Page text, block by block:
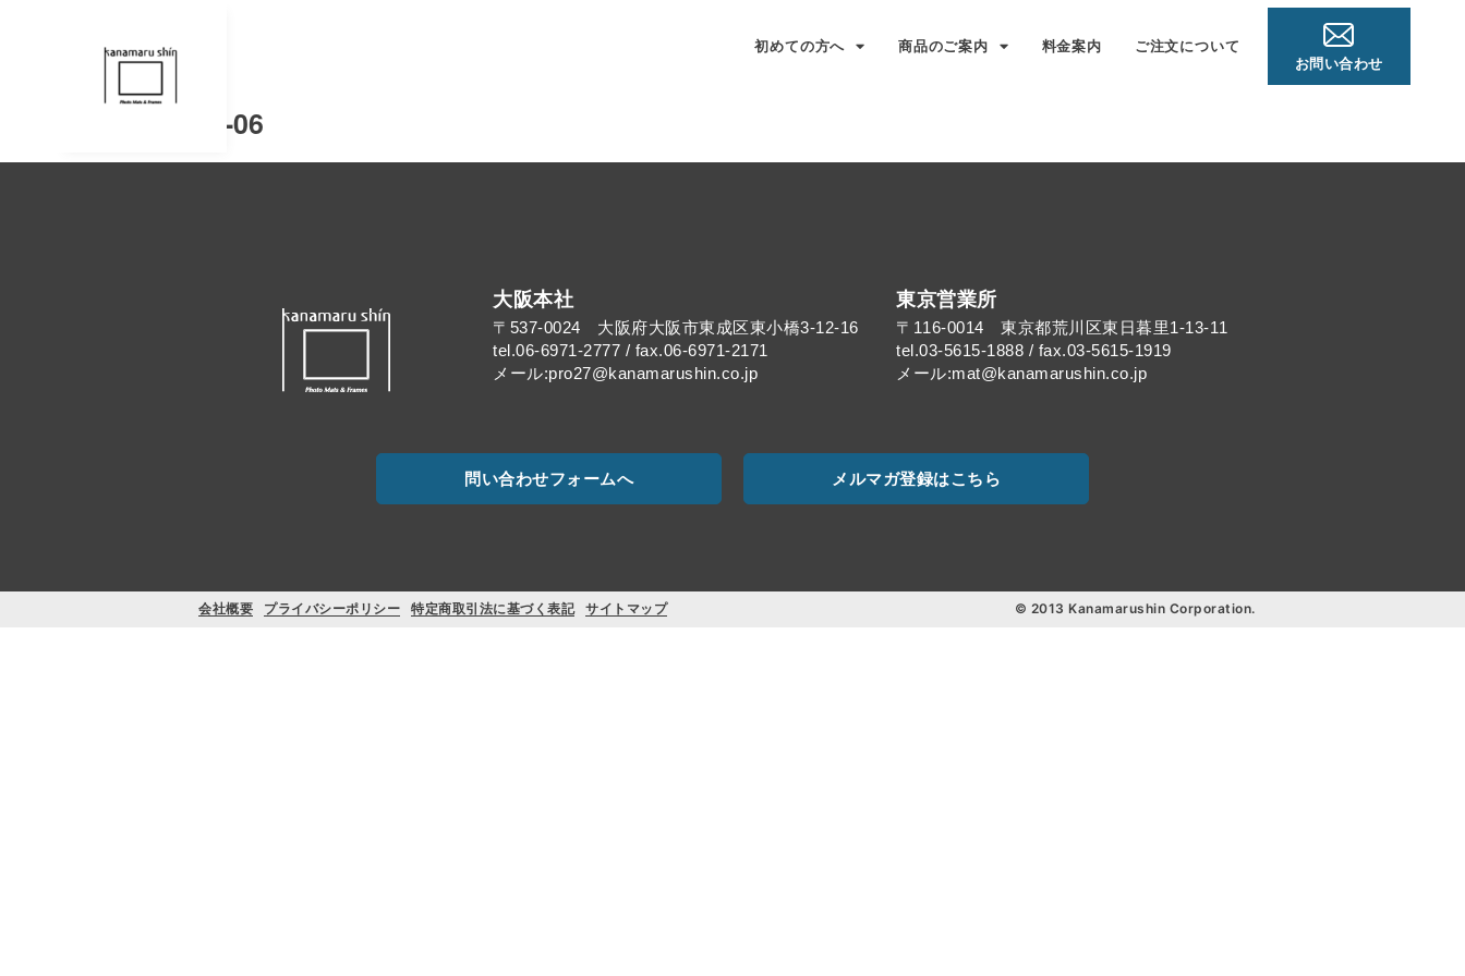
初めての方へ 商品のご案内 料金案内
ご注文について
お問い合わせ
e-06
大阪本社
〒537-0024 大阪府大阪市東成区東小橋3-12-16
tel.06-6971-2777 / fax.06-6971-2171
メール:pro27@kanamarushin.co.jp​
東京営業所
〒116-0014 東京都荒川区東日暮里1-13-11
tel.03-5615-1888 / fax.03-5615-1919
メール:mat@kanamarushin.co.jp
問い合わせフォームへ メルマガ登録はこちら
会社概要 プライバシーポリシー 特定商取引法に基づく表記 サイトマップ © 2013 Kanamarushin Corporation.